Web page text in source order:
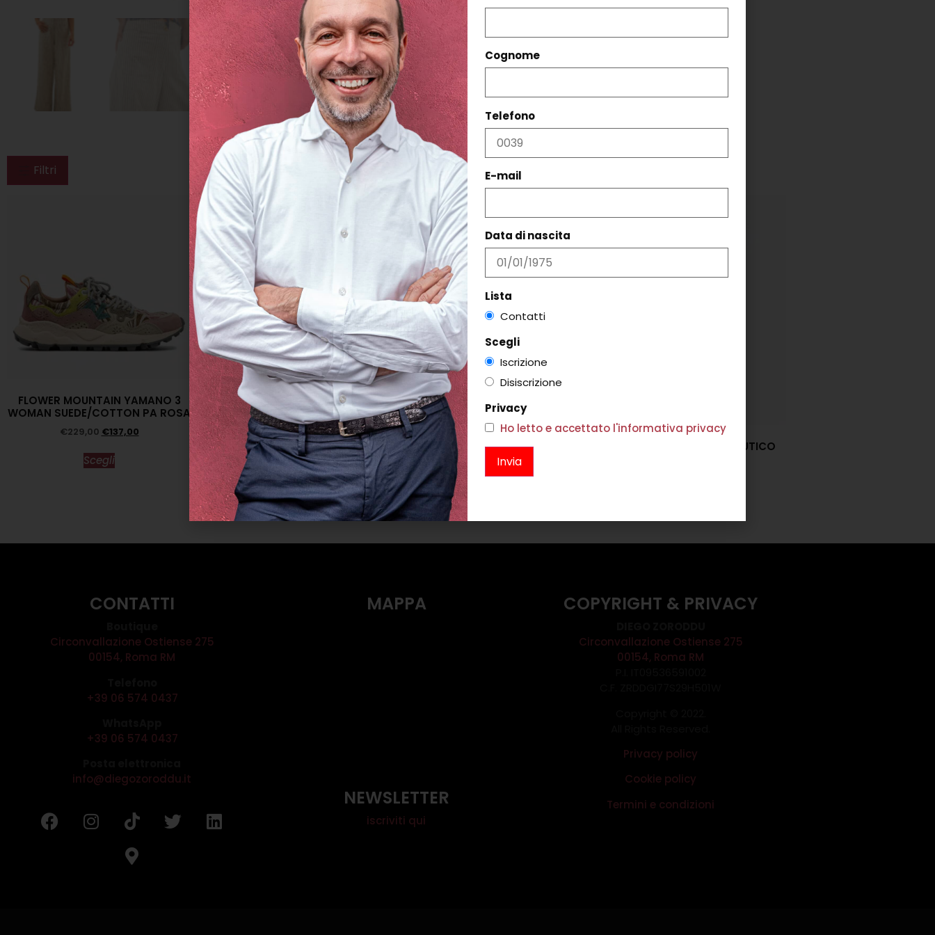
PRODOTTI CORRELATI
Filtri
FLOWER MOUNTAIN YAMANO 3
WOMAN SUEDE/COTTON PA ROSA
€229,00 €137,00
Scegli
MAGLIA SALVIAMILK
380,00€228,00
Scegli
ZUCCHERIERA MELA VERDE
Scegli PANTALONE ADELINA NAUTICO
CONTATTI
Circonvallazione Ostiense 275
00154, Roma RM
+39 06 574 0437
+39 06 574 0437
info@diegozoroddu.it
MAPPA
NEWSLETTER
iscriviti qui
COPYRIGHT & PRIVACY
Circonvallazione Ostiense 275
00154, Roma RM
Privacy policy
Cookie policy
Termini e condizioni
Cognome
Telefono
E-mail
Data di nascita
Lista
Contatti
Scegli
Iscrizione
Disiscrizione
Privacy
Ho letto e accettato l'informativa privacy